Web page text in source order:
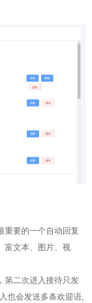
重要的一个自动回复
富文本、图片、视
第二次进入接待只发
也会发送多条欢迎语,